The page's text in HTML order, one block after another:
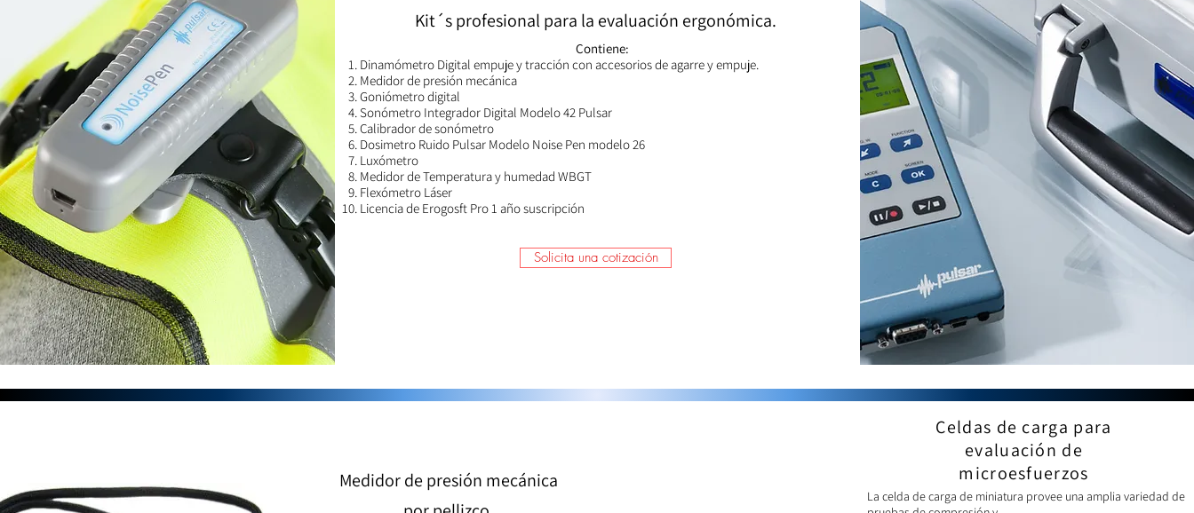
Kit´s profesional para la evaluación ergonómica.
Contiene:
Dinamómetro Digital empuje y tracción con accesorios de agarre y empuje.
Medidor de presión mecánica
Goniómetro digital
Sonómetro Integrador Digital Modelo 42 Pulsar
Calibrador de sonómetro
Dosimetro Ruido Pulsar Modelo Noise Pen modelo 26
Luxómetro
Medidor de Temperatura y humedad WBGT
Flexómetro Láser
Licencia de Erogosft Pro 1 año suscripción
Solicita una cotización
Medidor de presión mecánica
Celdas de carga para
evaluación de
microesfuerzos
La celda de carga de miniatura provee una amplia variedad de